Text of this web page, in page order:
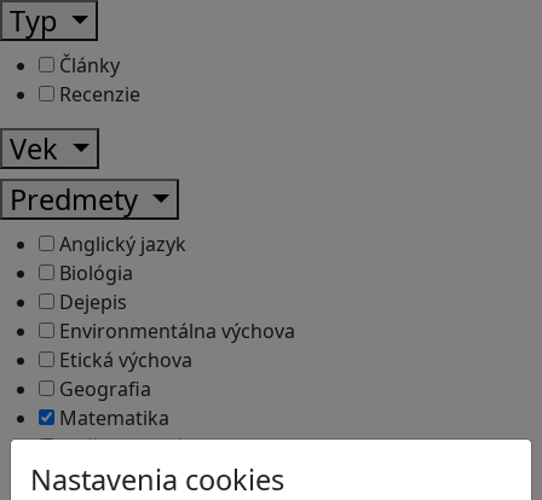
Nastavenia cookies
Typ
Články
Recenzie
Vek
Predmety
Anglický jazyk
Biológia
Dejepis
Environmentálna výchova
Etická výchova
Geografia
Matematika
Občianska náuka
Vlastiveda